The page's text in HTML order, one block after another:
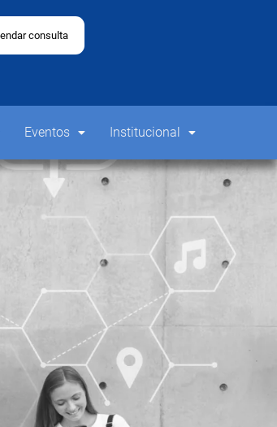
consulta
Eventos Institucional